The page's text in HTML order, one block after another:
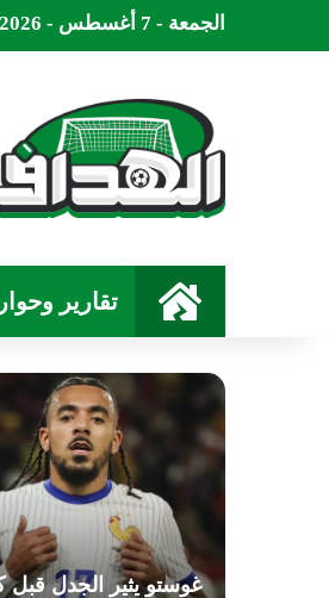
الجمعة - 7 أغسطس - 2026 / 12:45 صباحًا
الرئيسية
تقارير
غوستو يثير الجدل قبل